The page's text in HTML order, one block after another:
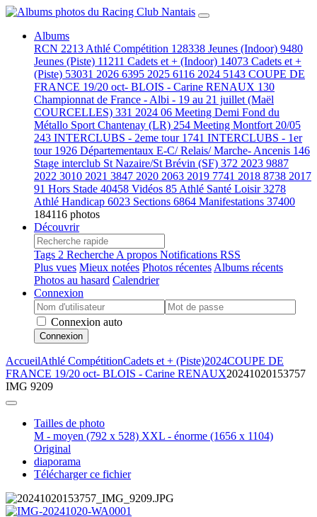
Albums
RCN 2213 Athlé Compétition 128338 Jeunes (Indoor) 9480
Jeunes (Piste) 11211 Cadets et + (Indoor) 14073 Cadets et +
(Piste) 53031 2026 6395 2025 6116 2024 5143 COUPE DE
FRANCE 19/20 oct- BLOIS - Carine RENAUX 130
Championnat de France - Albi - 19 au 21 juillet (Maël
COURCELLES) 331 2024 06 Meeting Demi Fond du
Métallo Sport Chantenay (LR) 254 Meeting Montfort 20/05
243 INTERCLUBS - 2eme tour 1741 INTERCLUBS - 1er
tour 1926 Départementaux E-C/ Relais/ Marche- Ancenis 146
Stage interclub St Nazaire/St Brévin (SF) 372 2023 9887
2022 3010 2021 3847 2020 2063 2019 7741 2018 8738 2017
91 Hors Stade 40458 Vidéos 85 Athlé Santé Loisir3278
Athlé Handicap 6023 Sections 6864 Manifestations 37400
184116 photos
Découvrir
Tags 2 Recherche A propos Notifications RSS
Plus vues Mieux notées Photos récentes Albums récents
Photos au hasard Calendrier
Connexion
Connexion auto
Connexion
AccueilAthlé CompétitionCadets et + (Piste)2024COUPE DE
FRANCE 19/20 oct- BLOIS - Carine RENAUX20241020153757
IMG 9209
Tailles de photo
M - moyen (792 x 528) XXL - énorme (1656 x 1104)
Original
diaporama
Télécharger ce fichier